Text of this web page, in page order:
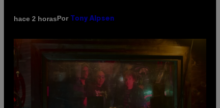
hace 2 horasPor Tony Alpsen